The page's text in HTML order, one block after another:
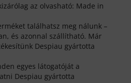
az olvasható: Made in
találhatsz meg nálunk –
és azonnal szállítható. Már
Despiau gyártotta
egyes látogatóját a
Despiau gyártotta